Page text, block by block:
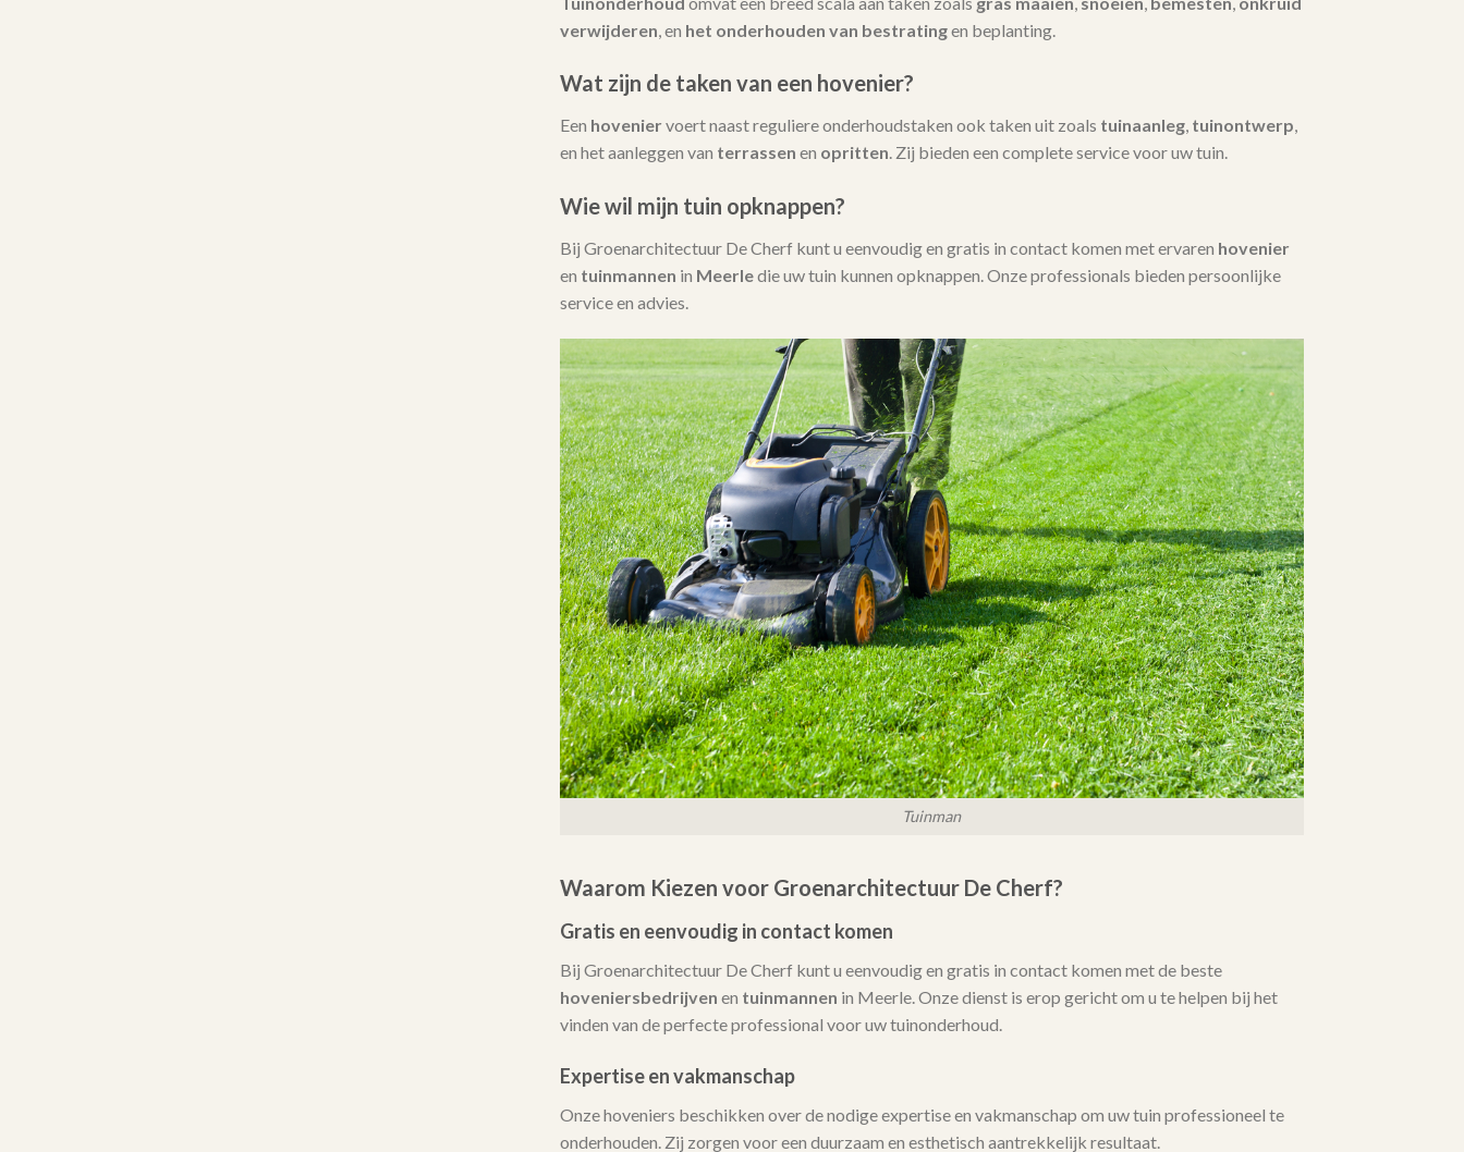
verwijderen , en het onderhouden van bestratingen beplanting.
Wat zijn de taken van een hovenier?
Een hoveniervoert naast reguliere onderhoudstaken ook taken uit zoals tuinaanleg, tuinontwerp,
en het aanleggen van terrassen en opritten. Zij bieden een complete service voor uw tuin.
Wie wil mijn tuin opknappen?
Bij Groenarchitectuur De Cherf kunt u eenvoudig en gratis in contact komen met ervaren hovenier
en tuinmannen in Meerledie uw tuin kunnen opknappen. Onze professionals bieden persoonlijke
service en advies.
Tuinman
Waarom Kiezen voor Groenarchitectuur De Cherf?
Gratis en eenvoudig in contact komen
Bij Groenarchitectuur De Cherf kunt u eenvoudig en gratis in contact komen met de beste
hoveniersbedrijven en tuinmannen in Meerle. Onze dienst is erop gericht om u te helpen bij het
vinden van de perfecte professional voor uw tuinonderhoud.
Expertise en vakmanschap
Onze hoveniers beschikken over de nodige expertise en vakmanschap om uw tuin professioneel te
onderhouden. Zij zorgen voor een duurzaam en esthetisch aantrekkelijk resultaat.